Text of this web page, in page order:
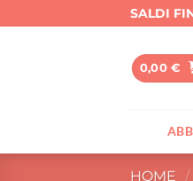
ai
SALDI
0,00€
HOME /